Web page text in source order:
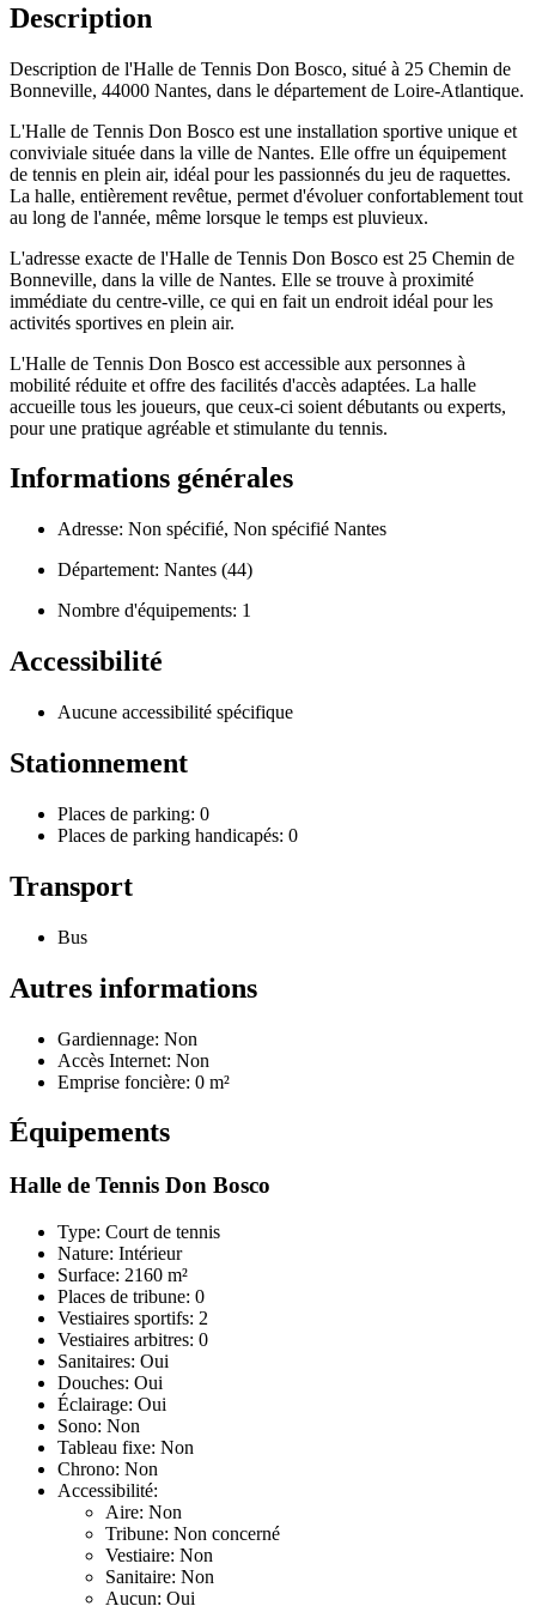
Description
Description de l'Halle de Tennis Don Bosco, situé à 25 Chemin de
Bonneville, 44000 Nantes, dans le département de Loire-Atlantique.
L'Halle de Tennis Don Bosco est une installation sportive unique et
conviviale située dans la ville de Nantes. Elle offre un équipement
de tennis en plein air, idéal pour les passionnés du jeu de raquettes.
La halle, entièrement revêtue, permet d'évoluer confortablement tout
au long de l'année, même lorsque le temps est pluvieux.
L'adresse exacte de l'Halle de Tennis Don Bosco est 25 Chemin de
Bonneville, dans la ville de Nantes. Elle se trouve à proximité
immédiate du centre-ville, ce qui en fait un endroit idéal pour les
activités sportives en plein air.
L'Halle de Tennis Don Bosco est accessible aux personnes à
mobilité réduite et offre des facilités d'accès adaptées. La halle
accueille tous les joueurs, que ceux-ci soient débutants ou experts,
pour une pratique agréable et stimulante du tennis.
Informations générales
Adresse: Non spécifié, Non spécifié Nantes
Département: Nantes (44)
Nombre d'équipements: 1
Accessibilité
Aucune accessibilité spécifique
Stationnement
Places de parking: 0
Places de parking handicapés: 0
Transport
Bus
Autres informations
Gardiennage: Non
Accès Internet: Non
Emprise foncière: 0 m²
Équipements
Halle de Tennis Don Bosco
Type: Court de tennis
Nature: Intérieur
Surface: 2160 m²
Places de tribune: 0
Vestiaires sportifs: 2
Vestiaires arbitres: 0
Sanitaires: Oui
Douches: Oui
Éclairage: Oui
Sono: Non
Tableau fixe: Non
Chrono: Non
Accessibilité:
Aire: Non
Tribune: Non concerné
Vestiaire: Non
Sanitaire: Non
Aucun: Oui